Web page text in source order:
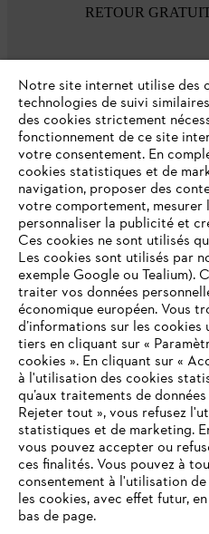
RETOUR
L'Entreprise
Questions / Réponses
Service
Conditions Générales de Vente
VOTRE
N'EST PLUS PRIS
Vous utilisez un navigateur
en charge, et certaines
peuvent fonctionner
Notre site internet utilise des
technologies de suivi
des cookies strictement
fonctionnement de ce site
votre consentement. En
cookies statistiques et de
navigation, proposer des
votre comportement,
personnaliser la publicité et
Ces cookies ne sont utilisés
Les cookies sont utilisés par
exemple Google ou Tealium).
traiter vos données
économique européen. Vous
d’informations sur les
tiers en cliquant sur «
cookies ». En cliquant sur «
à l'utilisation des cookies
qu’aux traitements de
Rejeter tout », vous refusez
statistiques et de marketing.
vous pouvez accepter ou
ces finalités. Vous pouvez à
consentement à l'utilisation
les cookies, avec effet futur,
bas de page.